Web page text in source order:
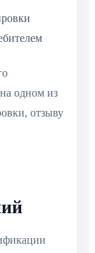
одном из
отзыву